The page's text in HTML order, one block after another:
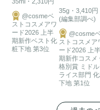
@cosmeベ
ストコスメアワ
ード2026 上半
期新作ベスト化
粧下地 第3位
35g・3,410円
(編集部調べ)
@cosme
ストコスメア
ード2026 上半
期新作コスメ
格別賞 ミド
ライス部門
下地 第1位